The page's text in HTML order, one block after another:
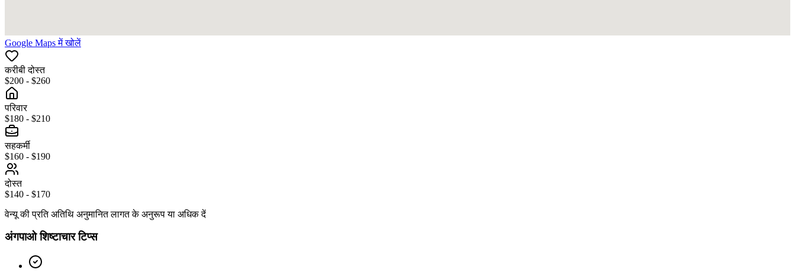
Google Maps में खोलें
करीबी दोस्त
$200 - $260
परिवार
$180 - $210
सहकर्मी
$160 - $190
दोस्त
$140 - $170
वेन्यू की प्रति अतिथि अनुमानित लागत के अनुरूप या अधिक दें
अंगपाओ शिष्टाचार टिप्स